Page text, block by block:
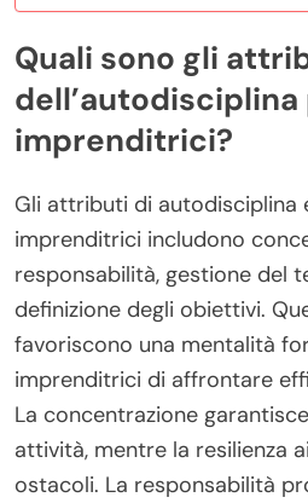
Quali sono gli
dell’autodisciplina
imprenditrici?
Gli attributi di autodisciplina
imprenditrici includono
responsabilità, gestione del
definizione degli obiettivi.
favoriscono una mentalità
imprenditrici di affrontare
La concentrazione
attività, mentre la resilienza
ostacoli. La responsabilità